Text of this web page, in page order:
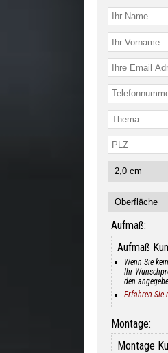
Aufmaß:
Aufmaß
Wenn Sie
Ihr
den
Erfahren Sie
Montage:
Montage